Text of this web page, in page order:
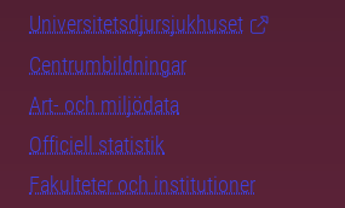
Universitetsdjursjukhuset
Centrumbildningar
Art- och miljödata
Officiell statistik
Fakulteter och institutioner